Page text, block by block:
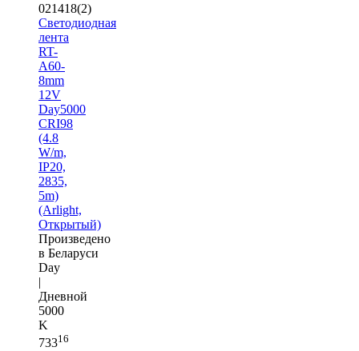
021418(2)
Светодиодная
лента
RT-
A60-
8mm
12V
Day5000
CRI98
(4.8
W/m,
IP20,
2835,
5m)
(Arlight,
Открытый)
Произведено
в Беларуси
Day
|
Дневной
5000
K
73316